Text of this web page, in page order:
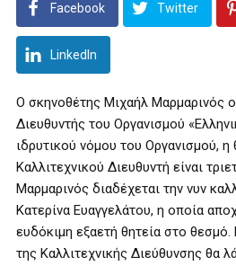
Facebook Twitter
LinkedIn
Ο σκηνοθέτης Μιχαήλ Μαρμαρινός
Διευθυντής του Οργανισμού
ιδρυτικού νόμου του Οργανισμού, η
Καλλιτεχνικού Διευθυντή είναι
Μαρμαρινός διαδέχεται την νυν
Κατερίνα Ευαγγελάτου, η οποία
ευδόκιμη εξαετή θητεία στο
της Καλλιτεχνικής Διεύθυνσης θα